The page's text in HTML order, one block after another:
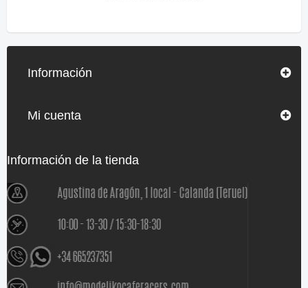
Información
Mi cuenta
Información de la tienda